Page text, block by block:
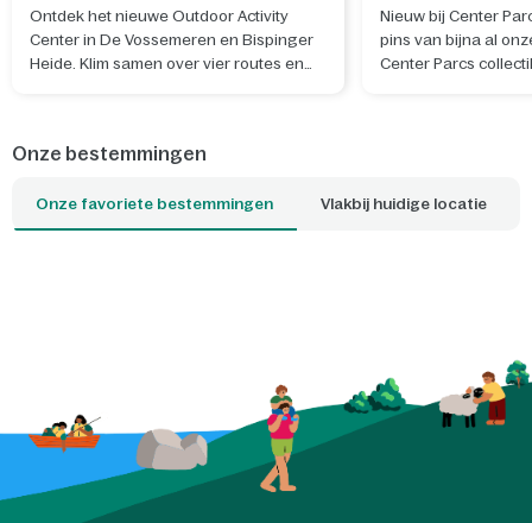
Bispinger Heide is geopend
Ontdek het nieuwe Outdoor Activity
Center in De Vossemeren en Bispinger
Heide. Klim samen over vier routes en
Nieuw bij Center
pins van bijna al
Center Parcs
Onze bestemmingen
Onze favoriete bestemmingen Vlakbij huidige locatie